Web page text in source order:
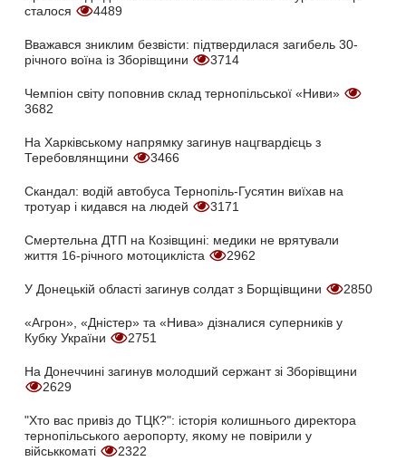
сталося
4489
Вважався зниклим безвісти: підтвердилася загибель 30-
річного воїна із Зборівщини
3714
Чемпіон світу поповнив склад тернопільської «Ниви»
3682
На Харківському напрямку загинув нацгвардієць з
Теребовлянщини
3466
Скандал: водій автобуса Тернопіль-Гусятин виїхав на
тротуар і кидався на людей
3171
Смертельна ДТП на Козівщині: медики не врятували
життя 16-річного мотоцикліста
2962
У Донецькій області загинув солдат з Борщівщини 2850
«Агрон», «Дністер» та «Нива» дізналися суперників у
Кубку України
2751
На Донеччині загинув молодший сержант зі Зборівщини
2629
"Хто вас привіз до ТЦК?": історія колишнього директора
тернопільського аеропорту, якому не повірили у
військкоматі
2322